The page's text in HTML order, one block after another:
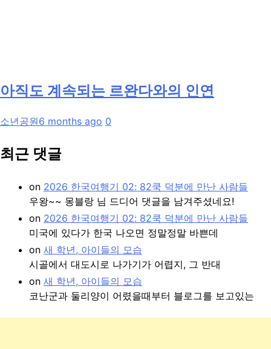
아직도 계속되는 르완다와의 인연
소년공원6 months ago 0
최근 댓글
on 2026 한국여행기 02: 82쿡 덕분에 만난 사람들
우왕~~ 몽블랑 님 드디어 댓글을 남겨주셨네요!
on 2026 한국여행기 02: 82쿡 덕분에 만난 사람들
미국에 있다가 한국 나오면 정말정말 바쁜데
on 새 학년, 아이들의 모습
시골에서 대도시로 나가기가 어렵지, 그 반대
on 새 학년, 아이들의 모습
코난군과 둘리양이 어렸을때부터 블로그를 보고있는